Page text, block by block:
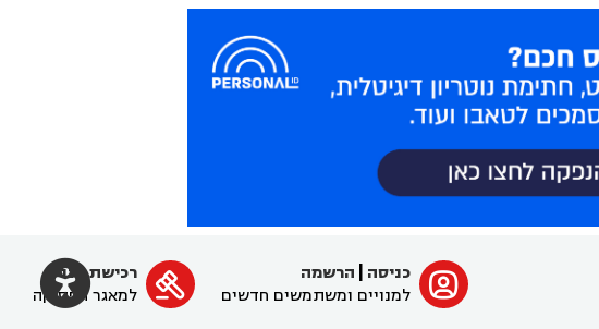
 ﱐ כניסה
הרשמה
למנויים ומשתמשים חדשים

רכישת מנוי
למאגר הפסיקה